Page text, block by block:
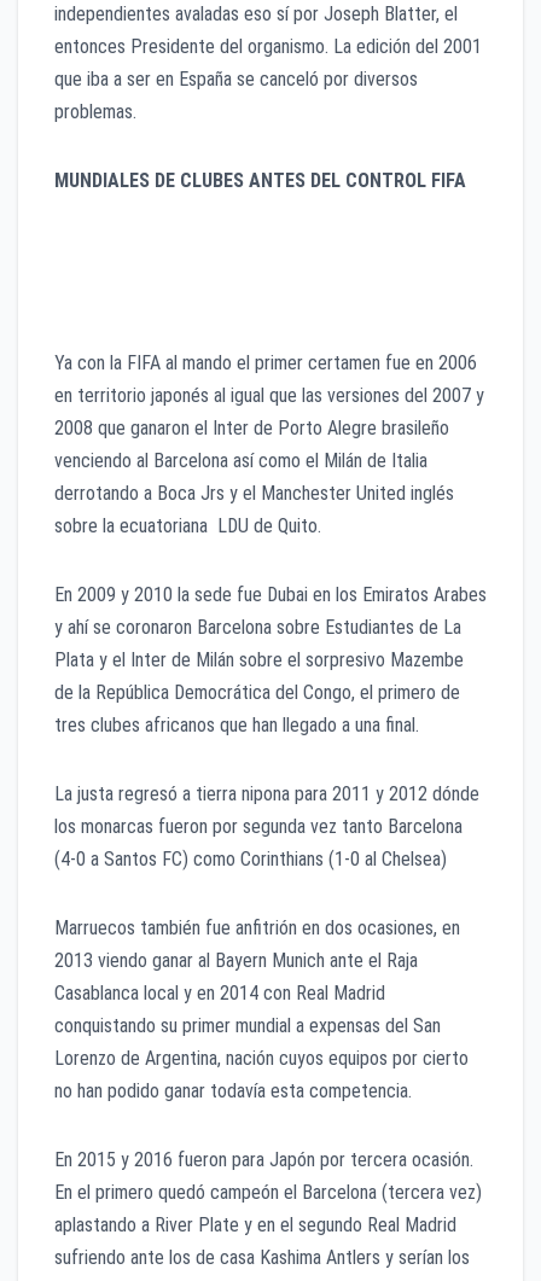
independientes avaladas eso sí por Joseph Blatter, el
entonces Presidente del organismo. La edición del 2001
que iba a ser en España se canceló por diversos
problemas.
MUNDIALES DE CLUBES ANTES DEL CONTROL FIFA
Ya con la FIFA al mando el primer certamen fue en 2006
en territorio japonés al igual que las versiones del 2007 y
2008 que ganaron el Inter de Porto Alegre brasileño
venciendo al Barcelona así como el Milán de Italia
derrotando a Boca Jrs y el Manchester United inglés
sobre la ecuatoriana LDU de Quito.
En 2009 y 2010 la sede fue Dubai en los Emiratos Arabes
y ahí se coronaron Barcelona sobre Estudiantes de La
Plata y el Inter de Milán sobre el sorpresivo Mazembe
de la República Democrática del Congo, el primero de
tres clubes africanos que han llegado a una final.
La justa regresó a tierra nipona para 2011 y 2012 dónde
los monarcas fueron por segunda vez tanto Barcelona
(4-0 a Santos FC) como Corinthians (1-0 al Chelsea)
Marruecos también fue anfitrión en dos ocasiones, en
2013 viendo ganar al Bayern Munich ante el Raja
Casablanca local y en 2014 con Real Madrid
conquistando su primer mundial a expensas del San
Lorenzo de Argentina, nación cuyos equipos por cierto
no han podido ganar todavía esta competencia.
En 2015 y 2016 fueron para Japón por tercera ocasión.
En el primero quedó campeón el Barcelona (tercera vez)
aplastando a River Plate y en el segundo Real Madrid
sufriendo ante los de casa Kashima Antlers y serían los